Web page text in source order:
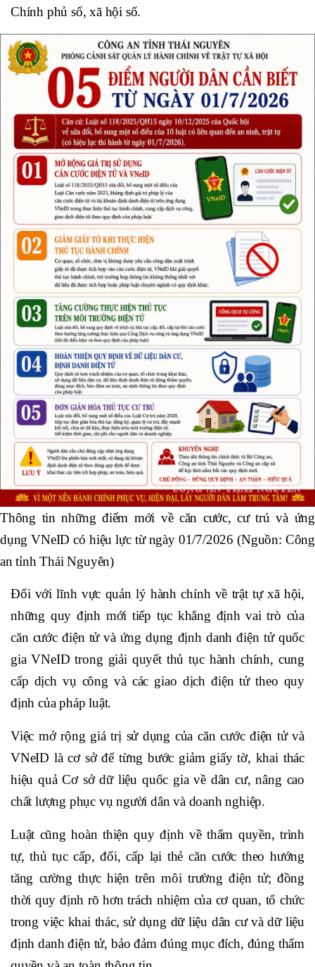
Chính phủ số, xã hội số.
Thông tin những điểm mới về căn cước, cư trú và ứng
dụng VNeID có hiệu lực từ ngày 01/7/2026 (Nguồn: Công
an tỉnh Thái Nguyên)
Đối với lĩnh vực quản lý hành chính về trật tự xã hội,
những quy định mới tiếp tục khẳng định vai trò của
căn cước điện tử và ứng dụng định danh điện tử quốc
gia VNeID trong giải quyết thủ tục hành chính, cung
cấp dịch vụ công và các giao dịch điện tử theo quy
định của pháp luật.
Việc mở rộng giá trị sử dụng của căn cước điện tử và
VNeID là cơ sở để từng bước giảm giấy tờ, khai thác
hiệu quả Cơ sở dữ liệu quốc gia về dân cư, nâng cao
chất lượng phục vụ người dân và doanh nghiệp.
Luật cũng hoàn thiện quy định về thẩm quyền, trình
tự, thủ tục cấp, đổi, cấp lại thẻ căn cước theo hướng
tăng cường thực hiện trên môi trường điện tử; đồng
thời quy định rõ hơn trách nhiệm của cơ quan, tổ chức
trong việc khai thác, sử dụng dữ liệu dân cư và dữ liệu
định danh điện tử, bảo đảm đúng mục đích, đúng thẩm